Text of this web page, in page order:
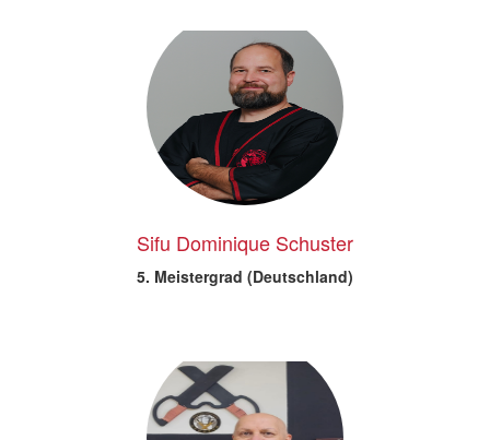
Sifu Dominique Schuster
5. Meistergrad (Deutschland)